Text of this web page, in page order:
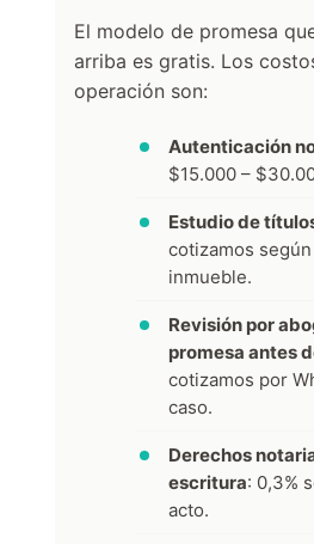
El modelo de promesa
arriba es gratis. Los
operación son:
Autenticación
$15.000 –
Estudio de
cotizamos
inmueble.
Revisión por
promesa antes
cotizamos por
caso.
Derechos
escritura: 0,3%
acto.